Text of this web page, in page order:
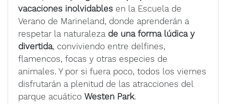
vacaciones inolvidables en la Escuela de
Verano de Marineland, donde aprenderán a
respetar la naturaleza de una forma lúdica y
divertida, conviviendo entre delfines,
flamencos, focas y otras especies de
animales. Y por si fuera poco, todos los viernes
disfrutarán a plenitud de las atracciones del
parque acuático Westen Park.